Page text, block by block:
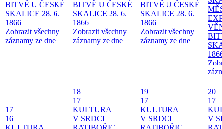
BITVĚ U ČESKÉ
SKALICE 28. 6.
1866
Zobrazit všechny
záznamy ze dne
BITVĚ U ČESKÉ
SKALICE 28. 6.
1866
Zobrazit všechny
záznamy ze dne
BITVĚ U ČESKÉ
SKALICE 28. 6.
1866
Zobrazit všechny
záznamy ze dne
17
16
18
17
KULTURA
V SRDCI
19
17
KULTURA
V SRDCI
20
17
V